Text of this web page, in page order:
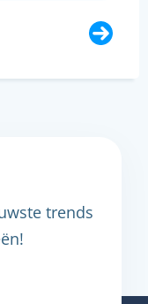
trends